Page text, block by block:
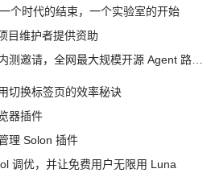
个时代的结束，一个实验室的开始
目维护者提供资助
切换标签页的效率秘诀
器插件
理 Solon 插件
调优，并让免费用户无限用 Luna